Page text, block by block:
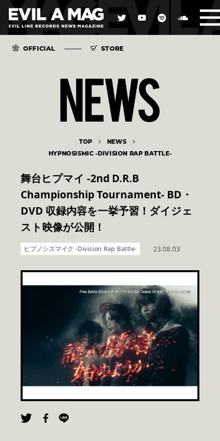
OFFICIAL STORE
TOP NEWS
HYPNOSISMIC -DIVISION RAP BATTLE-
舞台ヒプマイ -2nd D.R.B
Championship Tournament- BD・
DVD 収録内容を一挙予習！ダイジェ
スト映像が公開！
ヒプノシスマイク -Division Rap Battle- 23.08.03